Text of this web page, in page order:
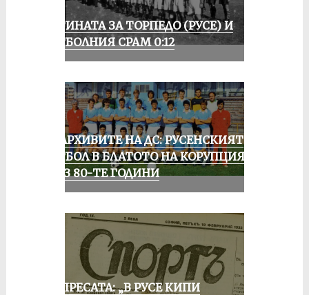
ИСТИНАТА ЗА ТОРПЕДО (РУСЕ) И
ФУТБОЛНИЯ СРАМ 0:12
ИЗ АРХИВИТЕ НА ДС: РУСЕНСКИЯТ
ФУТБОЛ В БЛАТОТО НА КОРУПЦИЯТА
ПРЕЗ 80-ТЕ ГОДИНИ
ОТ ПРЕСАТА: „В РУСЕ КИПИ